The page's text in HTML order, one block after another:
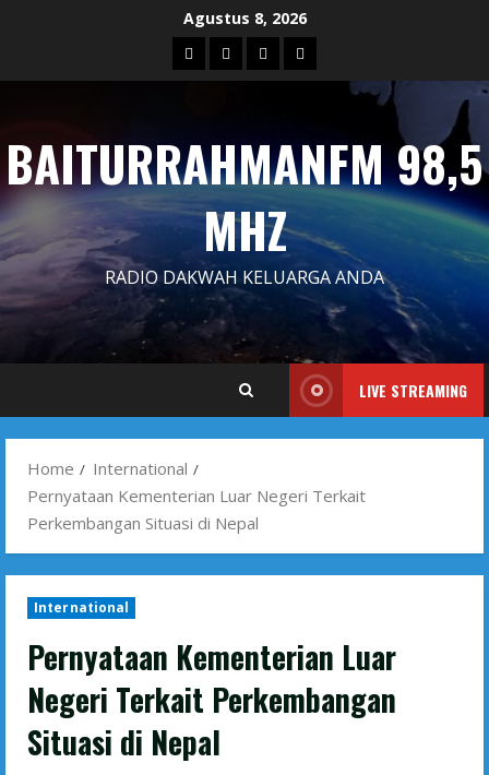
Agustus 8, 2026
Blog Contact
Us
Dengarkan
Siaran
Iklan
BAITURRAHMANFM 98,5
MHZ
RADIO DAKWAH KELUARGA ANDA
LIVE STREAMING
Home
International
Pernyataan Kementerian Luar Negeri Terkait
Perkembangan Situasi di Nepal
International
Pernyataan Kementerian Luar
Negeri Terkait Perkembangan
Situasi di Nepal